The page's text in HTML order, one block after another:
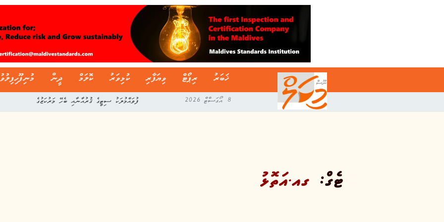
ޚަބަރު ރިޕޯޓް ވިޔަފާރި ކުޅިވަރު ކޮލަމް ދީން
8 އޯގަސްޓް 2026 ފުވައްމުލަކު ސިޓީގެ ޤުރުއާނާއި ބެހޭ މަރުކަޒުގެ
ޓެގް: ގއ.އަތޮޅު